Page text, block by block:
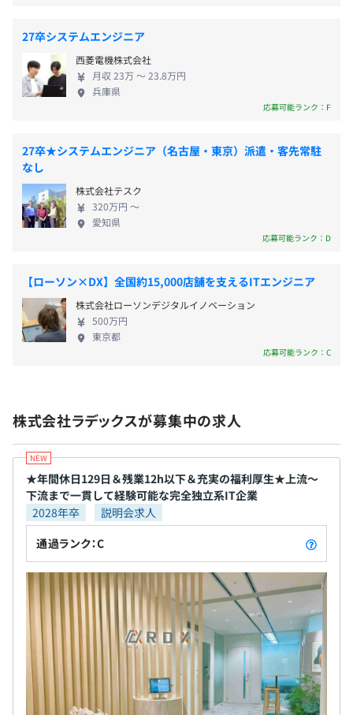
・通勤手当全額支給
・住宅手当
・扶養手当
・時間外手当（残業代）
・出張手当
年2回
【実績(２０２５年度)：５．１５ヶ月】（別途決算賞与）
年1回（4月）
【実績(２０２５年度)】基本給：４.６２％(手当含：４.７
３％)
無期雇用
6カ月（待遇変更なし）
前年度の有給休暇の平均取得日数
15.5日
前事業年度の育児休業取得者数／出産者数
役員及び管理的地位にある者に占める女性の割合
役員0.0%
管理職0.5%
す。課題解決に真摯に向き合う中で、クライアントか
らの期待や信頼も大きくなり、プロとして頼られる
エンジニアへ成長できる環境です。技術力はもちろ
ん、ヒアリング能力やプレゼン能力などの人間力も
養えるので、市場価値の高いエンジニアを目指せま
当社では、キャリア20年以上や60代のベテラン層も
数多く活躍中です。幅広い世代が揃っており、毎年、
充実したIT人材の育成を実現。安定した技術継承に
より、社員たちの豊富な業務知識やノウハウは高い
評価をいただいております。独立系システム会社なら
ではの「やりたい仕事ができる」という部分に満足
様や社会のために新しい価値を創造しようとする意
欲的な方は会社も徹底的にサポートします。次世代・
次々世代に向け、先輩達のバトンをしっかりと受取
っていただける方をお待ちしています。
27卒システムエンジニア
西菱電機株式会社
月収 23万 〜 23.8万円
兵庫県
応募可能ランク：F
27卒★システムエンジニア（名古屋・東京）派遣・客先常駐
なし
株式会社テスク
320万円 〜
愛知県
応募可能ランク：D
【ローソン×DX】全国約15,000店舗を支えるITエンジニア
株式会社ローソンデジタルイノベーション
500万円
東京都
応募可能ランク：C
株式会社ラデックスが募集中の求人
★年間休日129日＆残業12h以下＆充実の福利厚生★上流～
下流まで一貫して経験可能な完全独立系IT企業
2028年卒
説明会求人
通過ランク：C